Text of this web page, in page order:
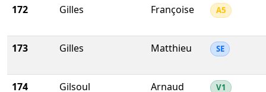
172 Gilles Françoise A5
173 Gilles Matthieu SE
174 Gilsoul Arnaud V1